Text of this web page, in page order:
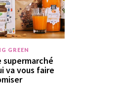
GREEN
supermarché
va vous faire